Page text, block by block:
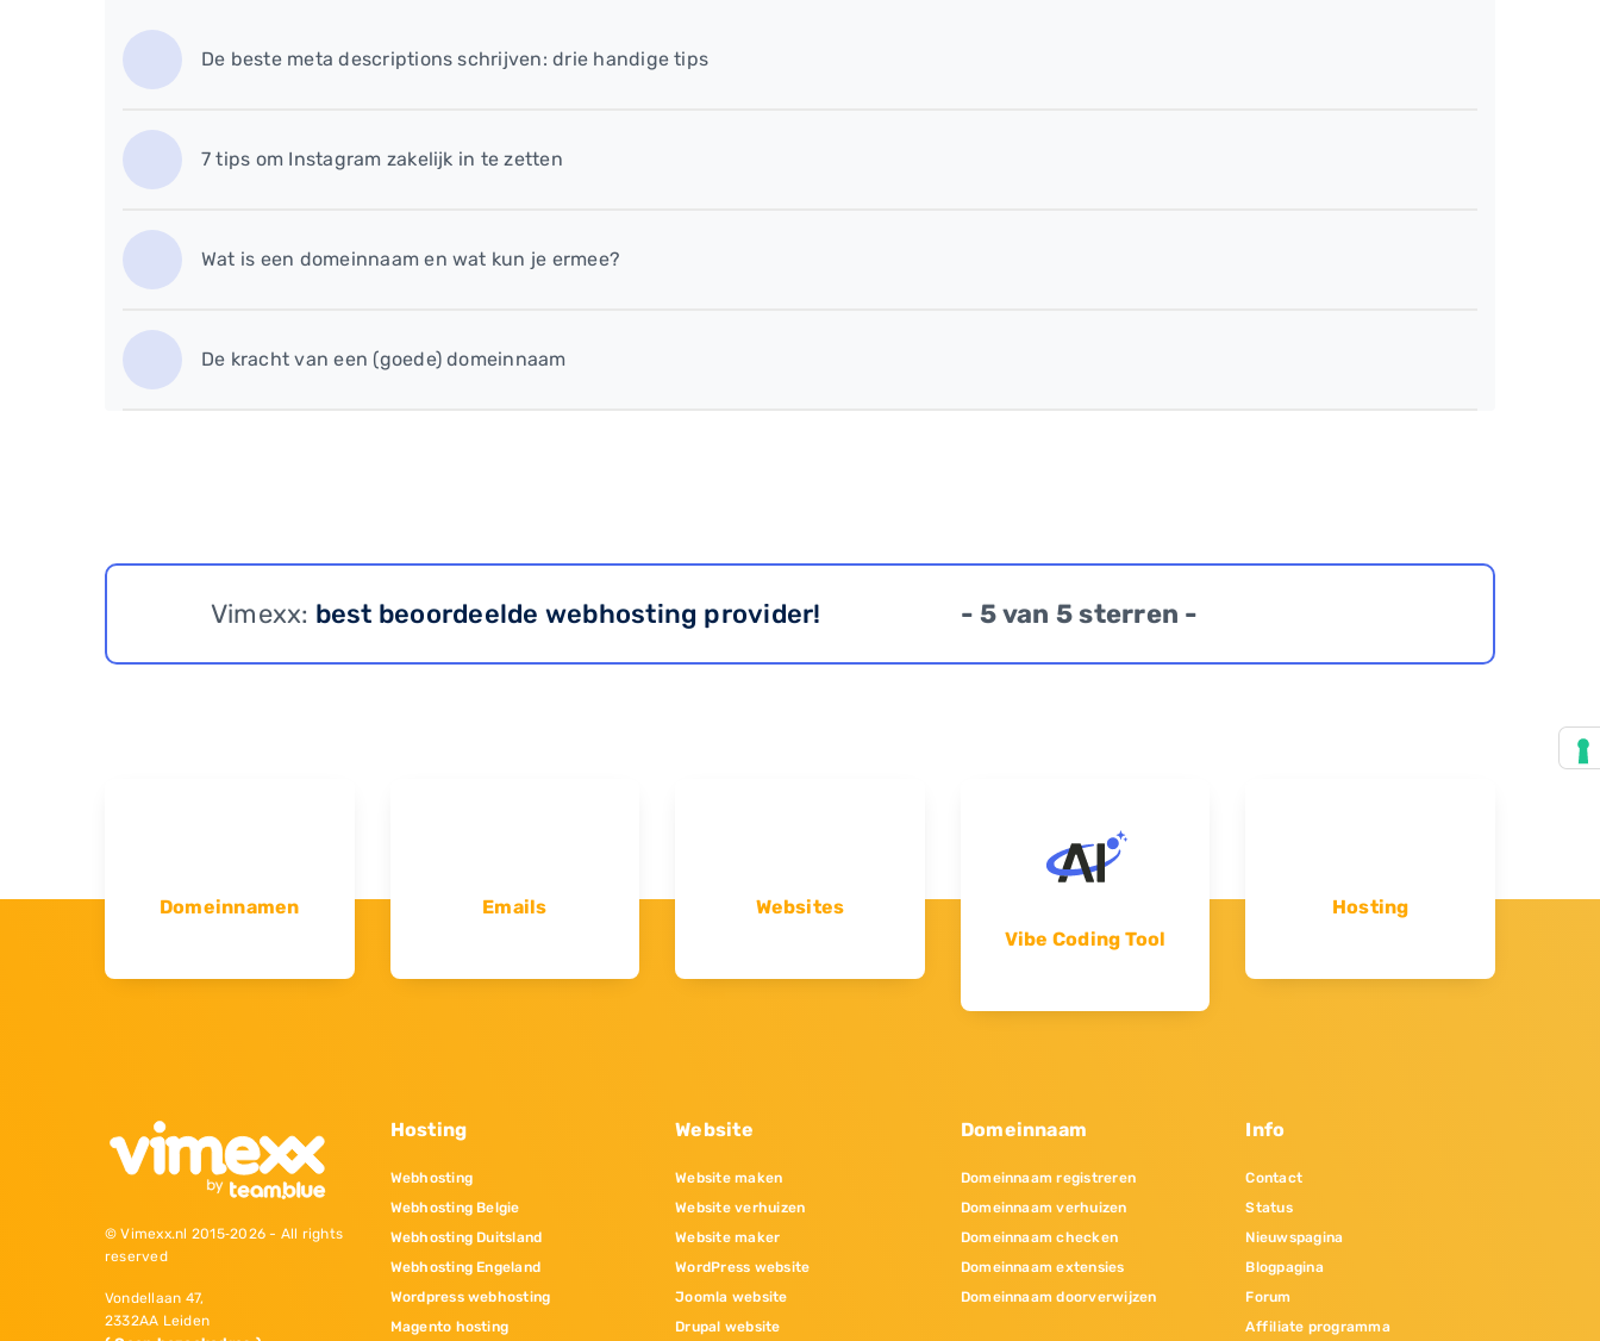
De beste meta descriptions schrijven: drie handige tips
7 tips om Instagram zakelijk in te zetten
Wat is een domeinnaam en wat kun je ermee?
De kracht van een (goede) domeinnaam
Vimexx: best beoordeelde webhosting provider! - 5 van 5 sterren -
Domeinnamen Emails
Websites
Vibe Coding Tool
Hosting
© Vimexx.nl 2015‐2026 - All rights
reserved
Vondellaan 47,
2332AA Leiden
Hosting
Webhosting
Webhosting Belgie
Webhosting Duitsland
Webhosting Engeland
Wordpress webhosting
Magento hosting
Website
Website maken
Website verhuizen
Website maker
WordPress website
Joomla website
Drupal website
Domeinnaam
Domeinnaam registreren
Domeinnaam verhuizen
Domeinnaam checken
Domeinnaam extensies
Domeinnaam doorverwijzen
Info
Contact
Status
Nieuwspagina
Blogpagina
Forum
Affiliate programma